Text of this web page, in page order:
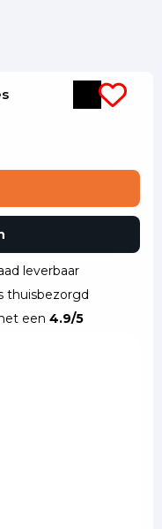
leverbaar
thuisbezorgd
een 4.9/5